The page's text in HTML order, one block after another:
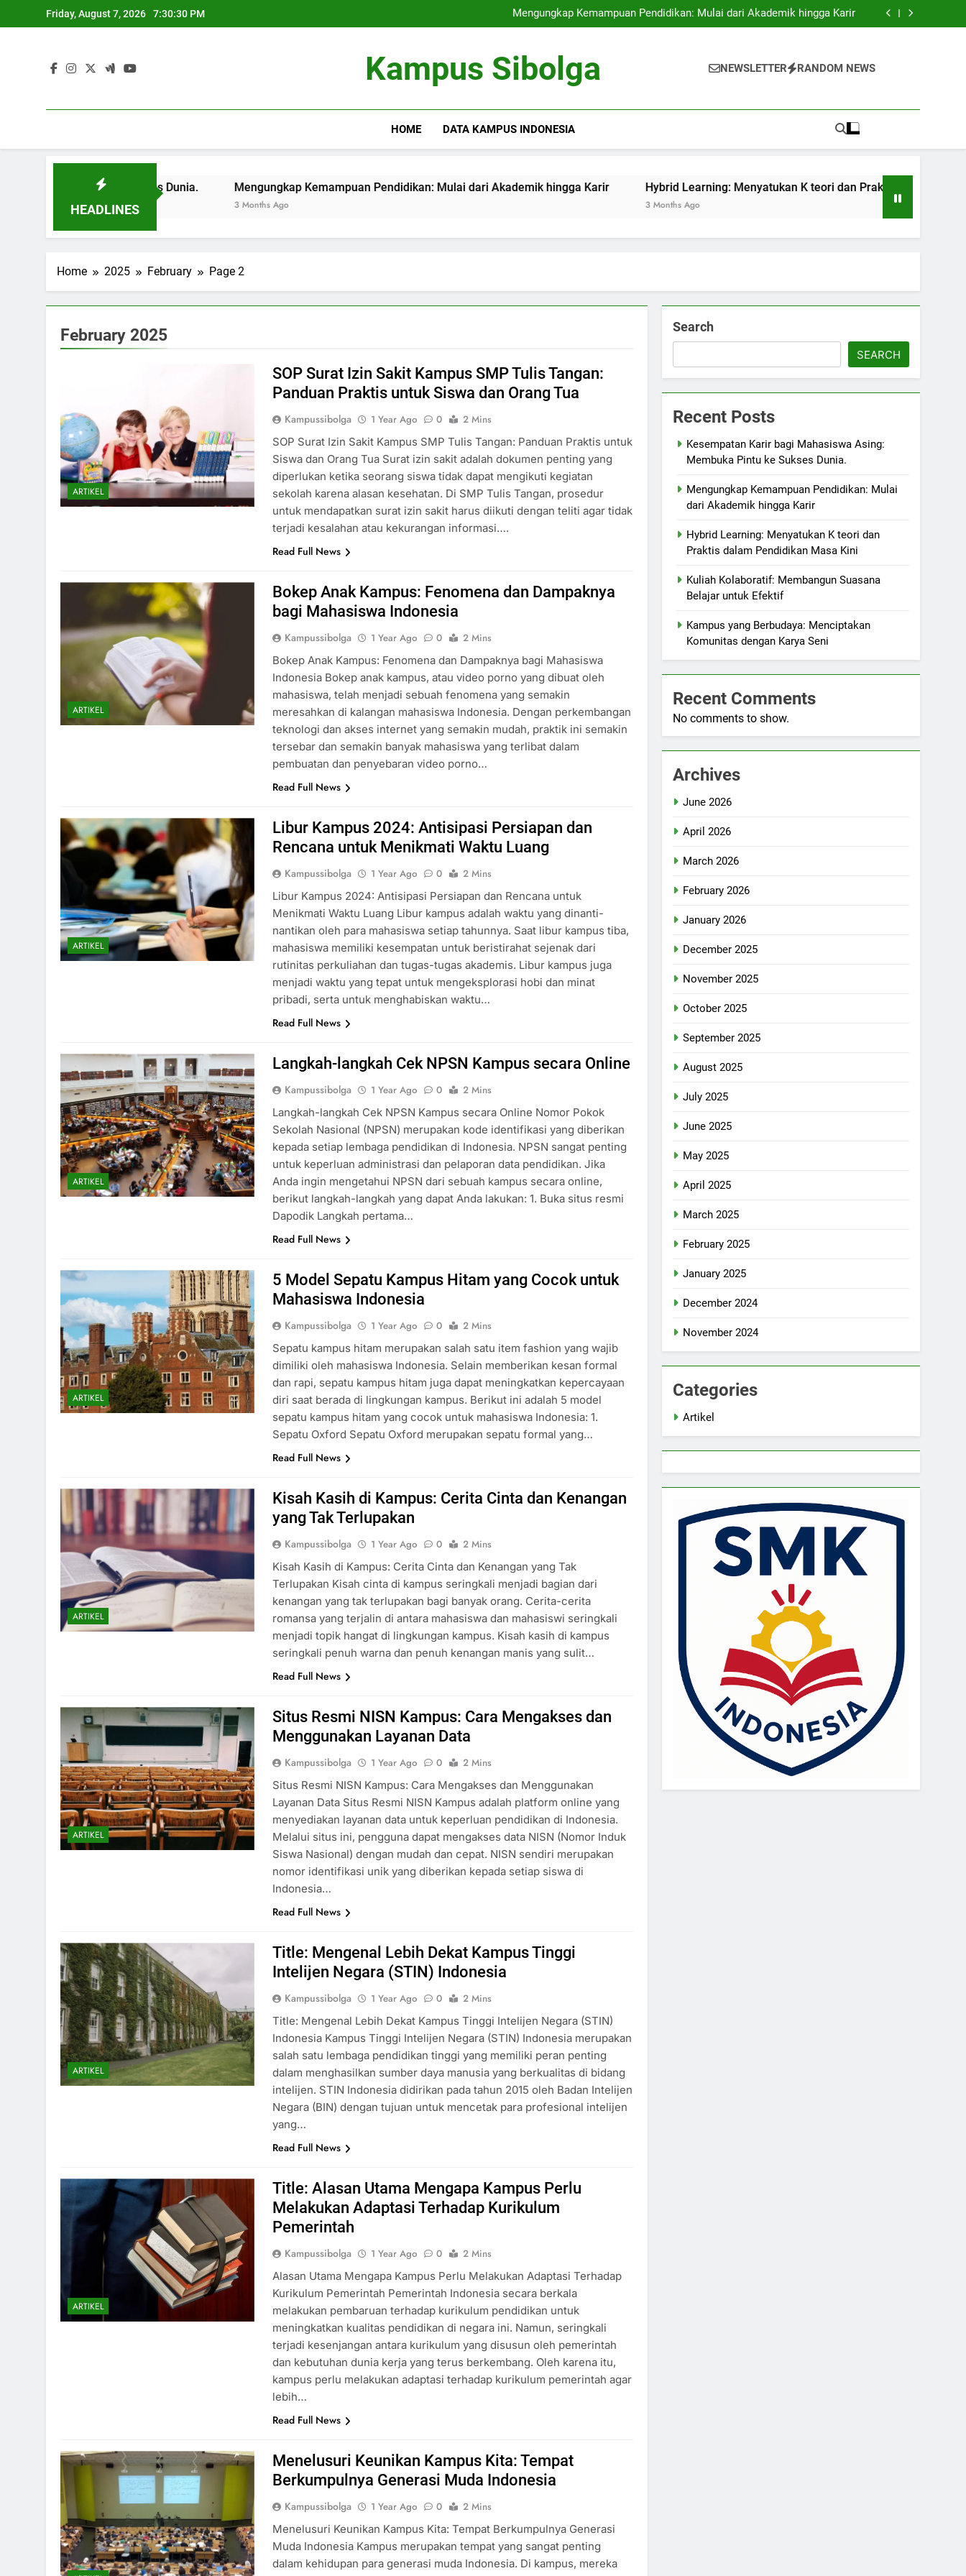
to
Friday, August 7, 2026 7:30:31 PM
Mengungkap Kemampuan Pendidikan: Mulai dari Akademik hingga Karir
Hybrid Learning: Menyatukan K teori dan Praktis dalam Pendidikan Masa
Mengungkap Kemampuan Pendidikan: Mulai dari Akademik hingga Karir
Hybrid Learning: Menyatukan K teori dan Praktis dalam Pendidikan Masa
Kampus Sibolga NEWSLETTER RANDOM NEWS
HOME DATA KAMPUS INDONESIA
HEADLINES
ke Sukses Dunia. Mengungkap Kemampuan Pendidikan: Mulai dari Akademik hingga Karir Hybrid Learning: Menyatukan K teori dan Praktis dalam Pendidikan Masa Kini
Home 2025 February Page 2
February 2025
ARTIKEL
SOP Surat Izin Sakit Kampus SMP Tulis Tangan:
Panduan Praktis untuk Siswa dan Orang Tua
Kampussibolga 1 Year Ago 0
2 Mins
SOP Surat Izin Sakit Kampus SMP Tulis Tangan: Panduan Praktis untuk
Siswa dan Orang Tua Surat izin sakit adalah dokumen penting yang
diperlukan ketika seorang siswa tidak dapat mengikuti kegiatan
sekolah karena alasan kesehatan. Di SMP Tulis Tangan, prosedur
untuk mendapatkan surat izin sakit harus diikuti dengan teliti agar tidak
terjadi kesalahan atau kekurangan informasi….
Read Full News
ARTIKEL
Bokep Anak Kampus: Fenomena dan Dampaknya
bagi Mahasiswa Indonesia
Kampussibolga 1 Year Ago 0
2 Mins
Bokep Anak Kampus: Fenomena dan Dampaknya bagi Mahasiswa
Indonesia Bokep anak kampus, atau video porno yang dibuat oleh
mahasiswa, telah menjadi sebuah fenomena yang semakin
meresahkan di kalangan mahasiswa Indonesia. Dengan perkembangan
teknologi dan akses internet yang semakin mudah, praktik ini semakin
tersebar dan semakin banyak mahasiswa yang terlibat dalam
pembuatan dan penyebaran video porno…
Read Full News
ARTIKEL
Libur Kampus 2024: Antisipasi Persiapan dan
Rencana untuk Menikmati Waktu Luang
Kampussibolga 1 Year Ago 0
2 Mins
Libur Kampus 2024: Antisipasi Persiapan dan Rencana untuk
Menikmati Waktu Luang Libur kampus adalah waktu yang dinanti-
nantikan oleh para mahasiswa setiap tahunnya. Saat libur kampus tiba,
mahasiswa memiliki kesempatan untuk beristirahat sejenak dari
rutinitas perkuliahan dan tugas-tugas akademis. Libur kampus juga
menjadi waktu yang tepat untuk mengeksplorasi hobi dan minat
pribadi, serta untuk menghabiskan waktu…
Read Full News
ARTIKEL
Langkah-langkah Cek NPSN Kampus secara Online
Kampussibolga 1 Year Ago 0
2 Mins
Langkah-langkah Cek NPSN Kampus secara Online Nomor Pokok
Sekolah Nasional (NPSN) merupakan kode identifikasi yang diberikan
kepada setiap lembaga pendidikan di Indonesia. NPSN sangat penting
untuk keperluan administrasi dan pelaporan data pendidikan. Jika
Anda ingin mengetahui NPSN dari sebuah kampus secara online,
berikut langkah-langkah yang dapat Anda lakukan: 1. Buka situs resmi
Dapodik Langkah pertama…
Read Full News
ARTIKEL
5 Model Sepatu Kampus Hitam yang Cocok untuk
Mahasiswa Indonesia
Kampussibolga 1 Year Ago 0
2 Mins
Sepatu kampus hitam merupakan salah satu item fashion yang wajib
dimiliki oleh mahasiswa Indonesia. Selain memberikan kesan formal
dan rapi, sepatu kampus hitam juga dapat meningkatkan kepercayaan
diri saat berada di lingkungan kampus. Berikut ini adalah 5 model
sepatu kampus hitam yang cocok untuk mahasiswa Indonesia: 1.
Sepatu Oxford Sepatu Oxford merupakan sepatu formal yang…
Read Full News
ARTIKEL
Kisah Kasih di Kampus: Cerita Cinta dan Kenangan
yang Tak Terlupakan
Kampussibolga 1 Year Ago 0
2 Mins
Kisah Kasih di Kampus: Cerita Cinta dan Kenangan yang Tak
Terlupakan Kisah cinta di kampus seringkali menjadi bagian dari
kenangan yang tak terlupakan bagi banyak orang. Cerita-cerita
romansa yang terjalin di antara mahasiswa dan mahasiswi seringkali
menjadi topik hangat di lingkungan kampus. Kisah kasih di kampus
seringkali penuh warna dan penuh kenangan manis yang sulit…
Read Full News
ARTIKEL
Situs Resmi NISN Kampus: Cara Mengakses dan
Menggunakan Layanan Data
Kampussibolga 1 Year Ago 0
2 Mins
Situs Resmi NISN Kampus: Cara Mengakses dan Menggunakan
Layanan Data Situs Resmi NISN Kampus adalah platform online yang
menyediakan layanan data untuk keperluan pendidikan di Indonesia.
Melalui situs ini, pengguna dapat mengakses data NISN (Nomor Induk
Siswa Nasional) dengan mudah dan cepat. NISN sendiri merupakan
nomor identifikasi unik yang diberikan kepada setiap siswa di
Indonesia…
Read Full News
ARTIKEL
Title: Mengenal Lebih Dekat Kampus Tinggi
Intelijen Negara (STIN) Indonesia
Kampussibolga 1 Year Ago 0
2 Mins
Title: Mengenal Lebih Dekat Kampus Tinggi Intelijen Negara (STIN)
Indonesia Kampus Tinggi Intelijen Negara (STIN) Indonesia merupakan
salah satu lembaga pendidikan tinggi yang memiliki peran penting
dalam menghasilkan sumber daya manusia yang berkualitas di bidang
intelijen. STIN Indonesia didirikan pada tahun 2015 oleh Badan Intelijen
Negara (BIN) dengan tujuan untuk mencetak para profesional intelijen
yang…
Read Full News
ARTIKEL
Title: Alasan Utama Mengapa Kampus Perlu
Melakukan Adaptasi Terhadap Kurikulum
Pemerintah
Kampussibolga 1 Year Ago 0
2 Mins
Alasan Utama Mengapa Kampus Perlu Melakukan Adaptasi Terhadap
Kurikulum Pemerintah Pemerintah Indonesia secara berkala
melakukan pembaruan terhadap kurikulum pendidikan untuk
meningkatkan kualitas pendidikan di negara ini. Namun, seringkali
terjadi kesenjangan antara kurikulum yang disusun oleh pemerintah
dan kebutuhan dunia kerja yang terus berkembang. Oleh karena itu,
kampus perlu melakukan adaptasi terhadap kurikulum pemerintah agar
lebih…
Read Full News
Menelusuri Keunikan Kampus Kita: Tempat
Berkumpulnya Generasi Muda Indonesia
Kampussibolga 1 Year Ago 0
2 Mins
Menelusuri Keunikan Kampus Kita: Tempat Berkumpulnya Generasi
Muda Indonesia Kampus merupakan tempat yang sangat penting
dalam kehidupan para generasi muda Indonesia. Di kampus, mereka
Search
SEARCH
Recent Posts
Kesempatan Karir bagi Mahasiswa Asing:
Membuka Pintu ke Sukses Dunia.
Mengungkap Kemampuan Pendidikan: Mulai
dari Akademik hingga Karir
Hybrid Learning: Menyatukan K teori dan
Praktis dalam Pendidikan Masa Kini
Kuliah Kolaboratif: Membangun Suasana
Belajar untuk Efektif
Kampus yang Berbudaya: Menciptakan
Komunitas dengan Karya Seni
Recent Comments
No comments to show.
Archives
June 2026
April 2026
March 2026
February 2026
January 2026
December 2025
November 2025
October 2025
September 2025
August 2025
July 2025
June 2025
May 2025
April 2025
March 2025
February 2025
January 2025
December 2024
November 2024
Categories
Artikel